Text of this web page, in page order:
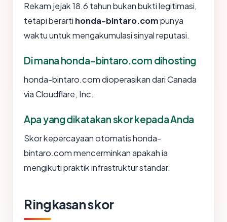
Rekam jejak 18.6 tahun bukan bukti legitimasi,
tetapi berarti honda-bintaro.compunya
waktu untuk mengakumulasi sinyal reputasi.
Di mana honda-bintaro.com dihosting
honda-bintaro.com dioperasikan dari Canada
via Cloudflare, Inc..
Apa yang dikatakan skor kepada Anda
Skor kepercayaan otomatis honda-
bintaro.com mencerminkan apakah ia
mengikuti praktik infrastruktur standar.
Ringkasan skor